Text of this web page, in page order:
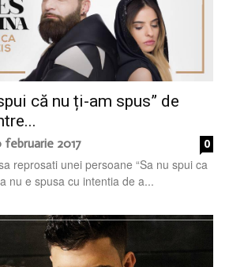
că nu ți-am spus” de
februarie 2017 0
reprosati unei persoane “Sa nu spui ca
nu e spusa cu intentia de a...